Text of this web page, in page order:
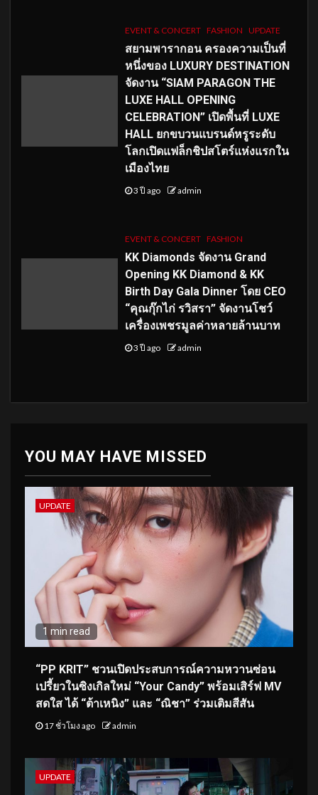
EVENT & CONCERT FASHION UPDATE
สยามพารากอน ครองความเป็นที่
หนึ่งของ LUXURY DESTINATION
จัดงาน “SIAM PARAGON THE
LUXE HALL OPENING
CELEBRATION” เปิดพื้นที่ LUXE
HALL ยกขบวนแบรนด์หรูระดับ
โลกเปิดแฟล็กชิปสโตร์แห่งแรกใน
เมืองไทย
3 ปี ago admin
EVENT & CONCERT FASHION
KK Diamonds จัดงาน Grand
Opening KK Diamond & KK
Birth Day Gala Dinner โดย CEO
“คุณกุ๊กไก่ รวิสรา” จัดงานโชว์
เครื่องเพชรมูลค่าหลายล้านบาท
3 ปี ago admin
YOU MAY HAVE MISSED
UPDATE
1 min read
“PP KRIT” ชวนเปิดประสบการณ์ความหวานซ่อน
เปรี้ยวในซิงเกิลใหม่ “Your Candy” พร้อมเสิร์ฟ MV
สดใส ได้ “ต้าเหนิง” และ “ณิชา” ร่วมเติมสีสัน
17 ชั่วโมง ago admin
UPDATE